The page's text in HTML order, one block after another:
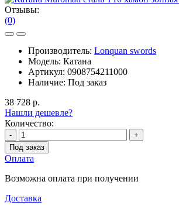
Отзывы:
(0)
Производитель: Lonquan swords
Модель: Катана
Артикул: 0908754211000
Наличие: Под заказ
38 728 р.
Нашли дешевле?
Количество:
-
+
Под заказ
Оплата
Возможна оплата при получении
Доставка